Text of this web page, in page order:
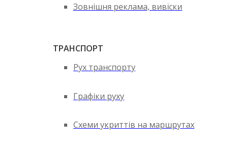
Зовнішня реклама, вивіски
ТРАНСПОРТ
Рух транспорту
Графіки руху
Схеми укриттів на маршрутах